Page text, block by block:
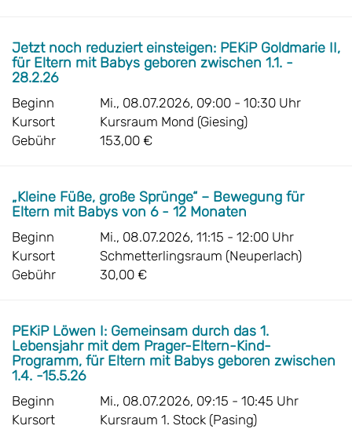
Jetzt noch reduziert einsteigen: PEKiP Goldmarie II,
für Eltern mit Babys geboren zwischen 1.1. -
28.2.26
Beginn
Mi., 08.07.2026, 09:00 - 10:30 Uhr
Kursort
Kursraum Mond (Giesing)
Gebühr
153,00 €
„Kleine Füße, große Sprünge“ – Bewegung für
Eltern mit Babys von 6 - 12 Monaten
Beginn
Mi., 08.07.2026, 11:15 - 12:00 Uhr
Kursort
Schmetterlingsraum (Neuperlach)
Gebühr
30,00 €
PEKiP Löwen I: Gemeinsam durch das 1.
Lebensjahr mit dem Prager-Eltern-Kind-
Programm, für Eltern mit Babys geboren zwischen
1.4. -15.5.26
Beginn
Mi., 08.07.2026, 09:15 - 10:45 Uhr
Kursort
Kursraum 1. Stock (Pasing)